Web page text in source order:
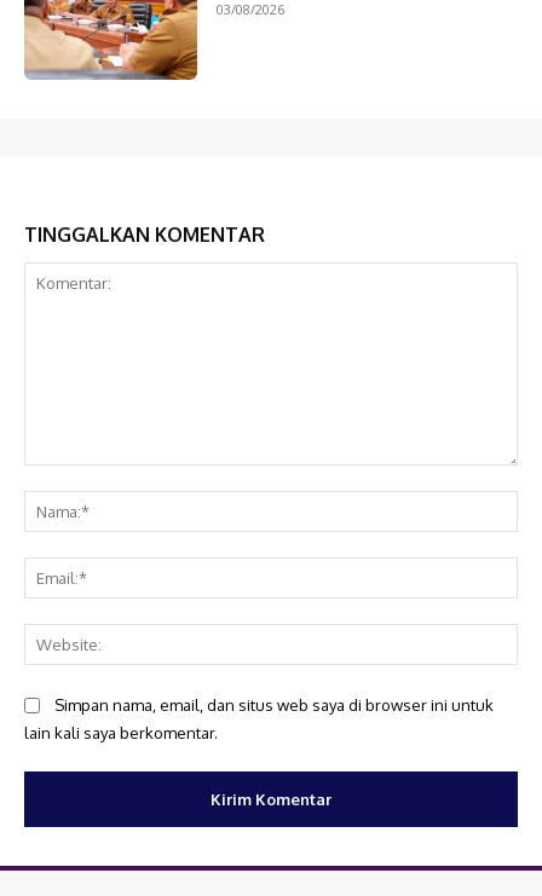
03/08/2026
TINGGALKAN KOMENTAR
Simpan nama, email, dan situs web saya di browser ini untuk
lain kali saya berkomentar.